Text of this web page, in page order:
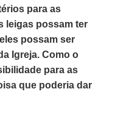
para as
leigas possam ter
possam ser
Igreja. Como o
para as
que poderia dar